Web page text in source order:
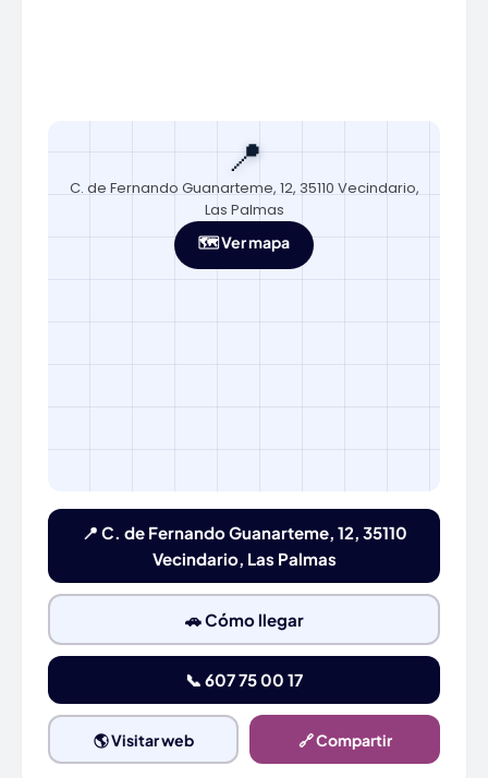
📍
C. de Fernando Guanarteme, 12, 35110 Vecindario,
Las Palmas
🗺️ Ver mapa
📍 C. de Fernando Guanarteme, 12, 35110
Vecindario, Las Palmas
🚗 Cómo llegar
📞 607 75 00 17
🌎 Visitar web 🔗 Compartir